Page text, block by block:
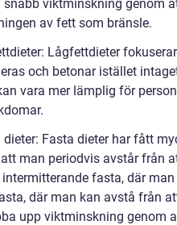
viktminskning genom
av fett som bränsle.
Lågfettdieter
och betonar istället
vara mer lämplig för
dieter: Fasta dieter har fått
man periodvis avstår från
fasta, där
där man kan avstå från
upp viktminskning genom